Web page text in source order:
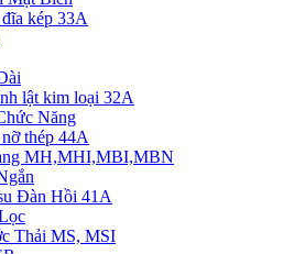
kép 33A
lật kim loại 32A
Năng
thép 44A
MH,MHI,MBI,MBN
Đàn Hồi 41A
Thải MS, MSI